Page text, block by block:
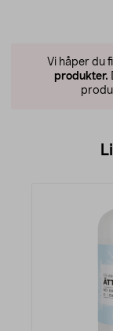
Vi håper du
produkter.